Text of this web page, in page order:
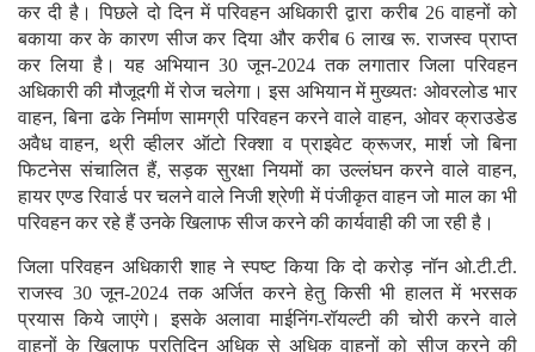
कर दी है। पिछले दो दिन में परिवहन अधिकारी द्वारा करीब 26 वाहनों को
बकाया कर के कारण सीज कर दिया और करीब 6 लाख रू. राजस्व प्राप्त
कर लिया है। यह अभियान 30 जून-2024 तक लगातार जिला परिवहन
अधिकारी की मौजूदगी में रोज चलेगा। इस अभियान में मुख्यतः ओवरलोड भार
वाहन, बिना ढके निर्माण सामग्री परिवहन करने वाले वाहन, ओवर क्राउडेड
अवैध वाहन, थ्री व्हीलर ऑटो रिक्शा व प्राइवेट क्रूजर, मार्श जो बिना
फिटनेस संचालित हैं, सड़क सुरक्षा नियमों का उल्लंघन करने वाले वाहन,
हायर एण्ड रिवार्ड पर चलने वाले निजी श्रेणी में पंजीकृत वाहन जो माल का भी
परिवहन कर रहे हैं उनके खिलाफ सीज करने की कार्यवाही की जा रही है।
जिला परिवहन अधिकारी शाह ने स्पष्ट किया कि दो करोड़ नॉन ओ.टी.टी.
राजस्व 30 जून-2024 तक अर्जित करने हेतु किसी भी हालत में भरसक
प्रयास किये जाएंगे। इसके अलावा माईनिंग-रॉयल्टी की चोरी करने वाले
वाहनों के खिलाफ प्रतिदिन अधिक से अधिक वाहनों को सीज करने की